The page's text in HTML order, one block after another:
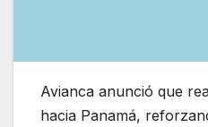
Avianca anunció que
hacia Panamá,